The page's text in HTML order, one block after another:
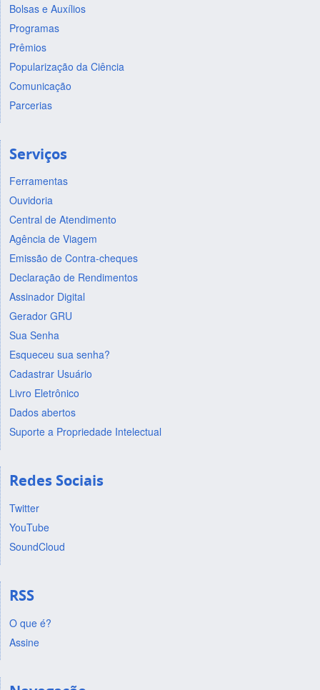
Bolsas e Auxílios
Programas
Prêmios
Popularização da Ciência
Comunicação
Parcerias
Serviços
Ferramentas
Ouvidoria
Central de Atendimento
Agência de Viagem
Emissão de Contra-cheques
Declaração de Rendimentos
Assinador Digital
Gerador GRU
Sua Senha
Esqueceu sua senha?
Cadastrar Usuário
Livro Eletrônico
Dados abertos
Suporte a Propriedade Intelectual
Redes Sociais
Twitter
YouTube
SoundCloud
RSS
O que é?
Assine